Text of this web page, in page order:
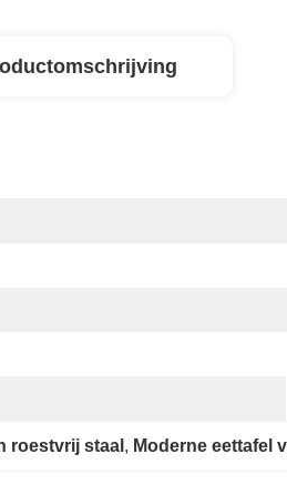
roestvrij staal , Moderne eettafel